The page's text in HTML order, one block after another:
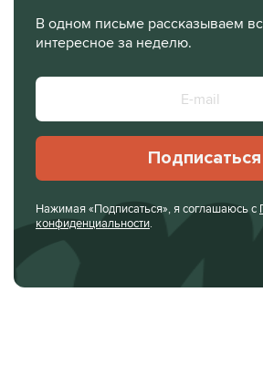
В одном письме рассказываем
интересное за неделю.
Подписаться
Нажимая «Подписаться», я соглашаюсь с
конфиденциальности.